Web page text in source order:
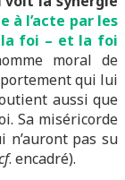
à l’acte par les
foi – et la foi
moral de
qui lui
aussi que
Sa miséricorde
n’auront pas su
. encadré).